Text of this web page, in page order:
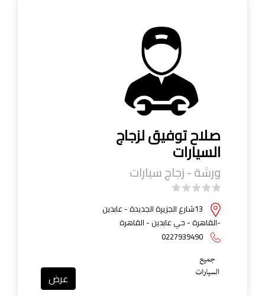
صلاح توفيق لزجاج
السيارات
ورشة - زجاج سيارات
13شارع الجزيرة الجديدة - عابدين
-القاهرة - حي عابدين - القاهرة
0227939490
عرض